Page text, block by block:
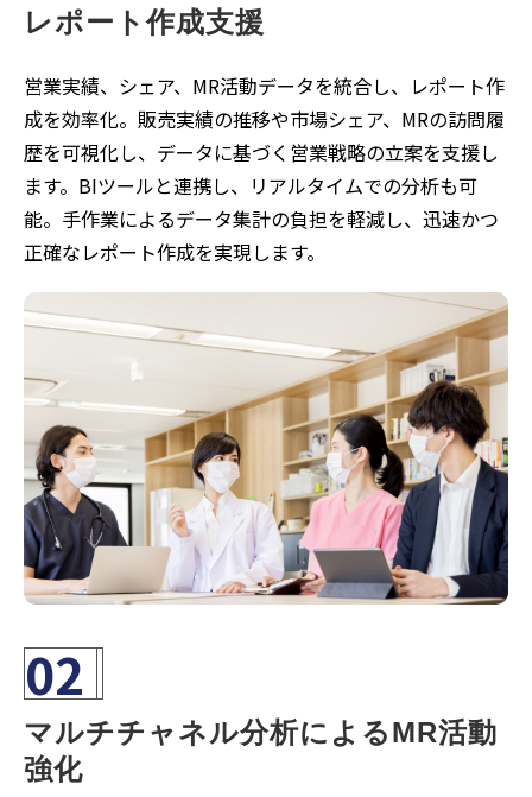
レポート作成支援
営業実績、シェア、MR活動データを統合し、レポート作
成を効率化。販売実績の推移や市場シェア、MRの訪問履
歴を可視化し、データに基づく営業戦略の立案を支援し
ます。BIツールと連携し、リアルタイムでの分析も可
能。手作業によるデータ集計の負担を軽減し、迅速かつ
正確なレポート作成を実現します。
02
マルチチャネル分析によるMR活動
強化